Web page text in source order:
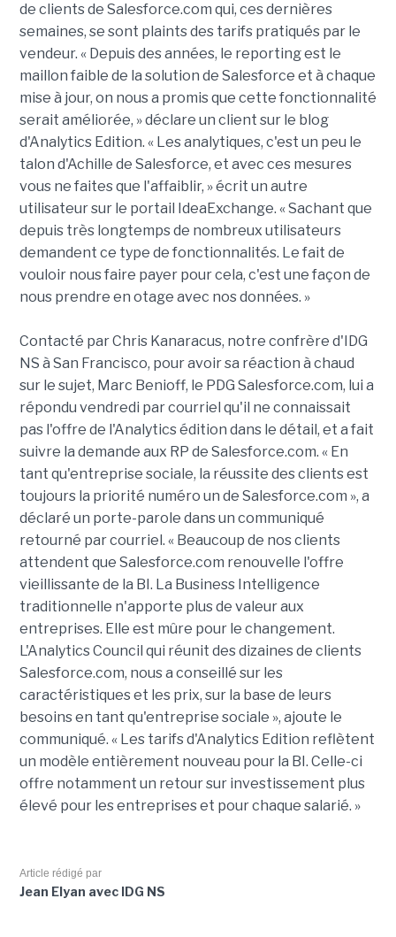
de clients de Salesforce.com qui, ces dernières
semaines, se sont plaints des tarifs pratiqués par le
vendeur. « Depuis des années, le reporting est le
maillon faible de la solution de Salesforce et à chaque
mise à jour, on nous a promis que cette fonctionnalité
serait améliorée, » déclare un client sur le blog
d'Analytics Edition. « Les analytiques, c'est un peu le
talon d'Achille de Salesforce, et avec ces mesures
vous ne faites que l'affaiblir, » écrit un autre
utilisateur sur le portail IdeaExchange. « Sachant que
depuis très longtemps de nombreux utilisateurs
demandent ce type de fonctionnalités. Le fait de
vouloir nous faire payer pour cela, c'est une façon de
nous prendre en otage avec nos données. »
Contacté par Chris Kanaracus, notre confrère d'IDG
NS à San Francisco, pour avoir sa réaction à chaud
sur le sujet, Marc Benioff, le PDG Salesforce.com, lui a
répondu vendredi par courriel qu'il ne connaissait
pas l'offre de l'Analytics édition dans le détail, et a fait
suivre la demande aux RP de Salesforce.com. « En
tant qu'entreprise sociale, la réussite des clients est
toujours la priorité numéro un de Salesforce.com », a
déclaré un porte-parole dans un communiqué
retourné par courriel. « Beaucoup de nos clients
attendent que Salesforce.com renouvelle l'offre
vieillissante de la BI. La Business Intelligence
traditionnelle n'apporte plus de valeur aux
entreprises. Elle est mûre pour le changement.
L'Analytics Council qui réunit des dizaines de clients
Salesforce.com, nous a conseillé sur les
caractéristiques et les prix, sur la base de leurs
besoins en tant qu'entreprise sociale », ajoute le
communiqué. « Les tarifs d'Analytics Edition reflètent
un modèle entièrement nouveau pour la BI. Celle-ci
offre notamment un retour sur investissement plus
élevé pour les entreprises et pour chaque salarié. »
Article rédigé par
Jean Elyan avec IDG NS